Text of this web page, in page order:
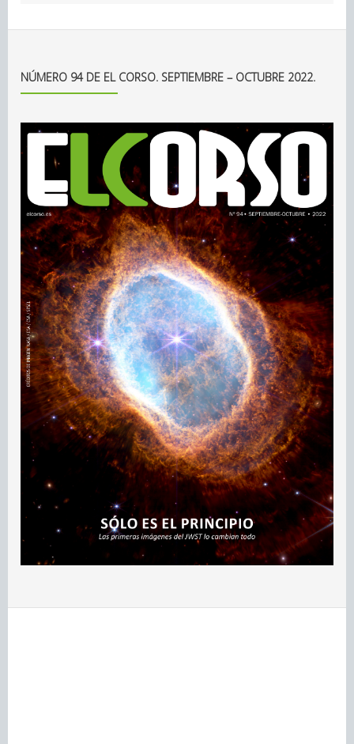
NÚMERO 94 DE EL CORSO. SEPTIEMBRE – OCTUBRE 2022.